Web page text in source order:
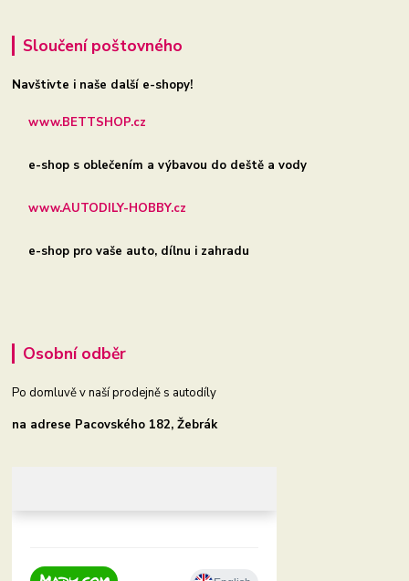
Sloučení poštovného
Navštivte i naše další e-shopy!
www.BETTSHOP.cz
e-shop s oblečením a výbavou do deště a vody
www.AUTODILY-HOBBY.cz
e-shop pro vaše auto, dílnu i zahradu
Osobní odběr
Po domluvě v naší prodejně s autodíly
na adrese Pacovského 182, Žebrák